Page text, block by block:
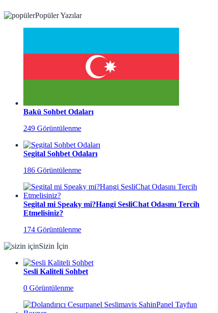
Popüler Yazılar
Bakü Sohbet Odaları
249 Görüntülenme
Segital Sohbet Odaları
186 Görüntülenme
Segital mi Speaky mi?Hangi SesliChat Odasını Tercih
Etmelisiniz?
174 Görüntülenme
Sizin İçin
Sesli Kaliteli Sohbet
0 Görüntülenme